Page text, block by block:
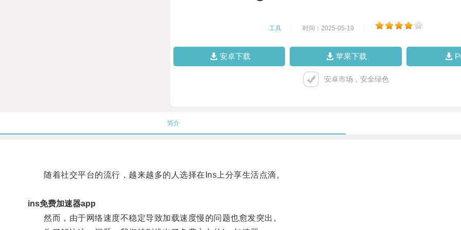
工具 时间：2025-05-19
安卓下载 苹果下载
安卓市场，安全绿色
简介
随着社交平台的流行，越来越多的人选择在Ins上分享生活点滴。
ins免费加速器app
然而，由于网络速度不稳定导致加载速度慢的问题也愈发突出。